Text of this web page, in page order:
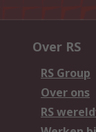
Over RS
RS Group
Over ons
RS